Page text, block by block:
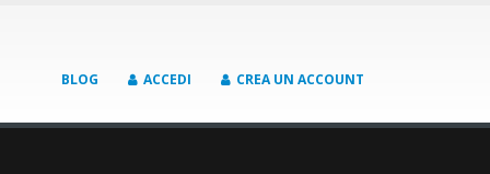
BLOG ACCEDI CREA UN ACCOUNT